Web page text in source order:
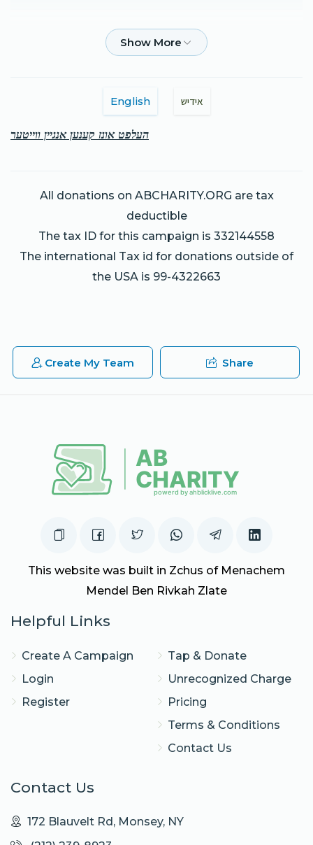
מרדכי לייב פרנס
מרדכי לייב פרנס
Anonymous מרדכי לייב פרנס
פרנס היום
מיין ידיד נפשי
English אידיש
העלפט אונז קענען אנגיין ווייטער
All donations on ABCHARITY.ORG are tax
deductible
The tax ID for this campaign is 332144558
The international Tax id for donations outside of
the USA is 99-4322663
Create My Team Share
This website was built in Zchus of Menachem
Mendel Ben Rivkah Zlate
Helpful Links
Create A Campaign
Login
Register
Tap & Donate
Unrecognized Charge
Pricing
Terms & Conditions
Contact Us
Contact Us
172 Blauvelt Rd, Monsey, NY